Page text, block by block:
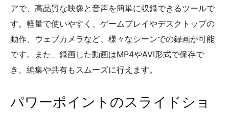
アで、高品質な映像と音声を簡単に収録できるツールで
す。軽量で使いやすく、ゲームプレイやデスクトップの
動作、ウェブカメラなど、様々なシーンでの録画が可能
です。また、録画した動画はMP4やAVI形式で保存で
き、編集や共有もスムーズに行えます。
パワーポイントのスライドショ